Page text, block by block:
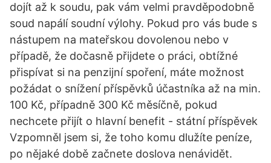
dojít až k soudu, pak vám velmi pravděpodobně
soud napálí soudní výlohy. Pokud pro vás bude s
nástupem na mateřskou dovolenou nebo v
případě, že dočasně přijdete o práci, obtížné
přispívat si na penzijní spoření, máte možnost
požádat o snížení příspěvků účastníka až na min.
100 Kč, případně 300 Kč měsíčně, pokud
nechcete přijít o hlavní benefit - státní příspěvek
Vzpomněl jsem si, že toho komu dlužíte peníze,
po nějaké době začnete doslova nenávidět.